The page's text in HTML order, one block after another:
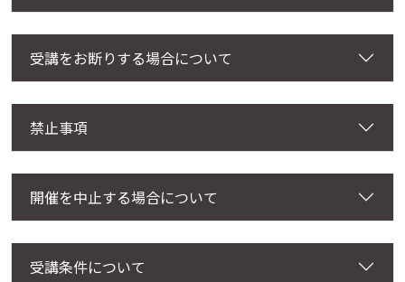
受講をお断りする場合について
禁止事項
開催を中止する場合について
受講条件について